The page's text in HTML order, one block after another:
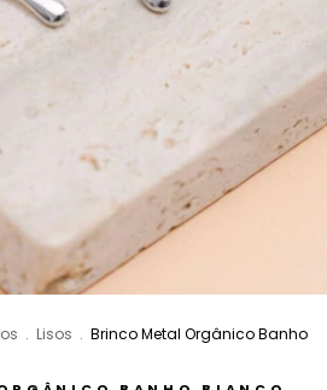
. Lisos . Brinco Metal Orgânico Banho